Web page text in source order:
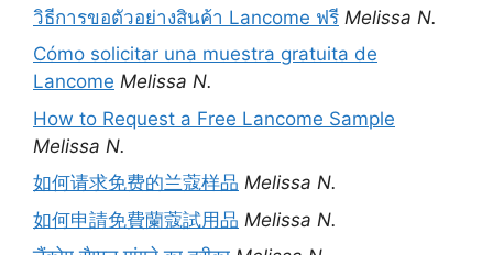
วิธีการขอตัวอย่างสินค้า Lancome ฟรี Melissa N.
Cómo solicitar una muestra gratuita de
Lancome Melissa N.
How to Request a Free Lancome Sample
Melissa N.
如何请求免费的兰蔻样品 Melissa N.
如何申請免費蘭蔻試用品 Melissa N.